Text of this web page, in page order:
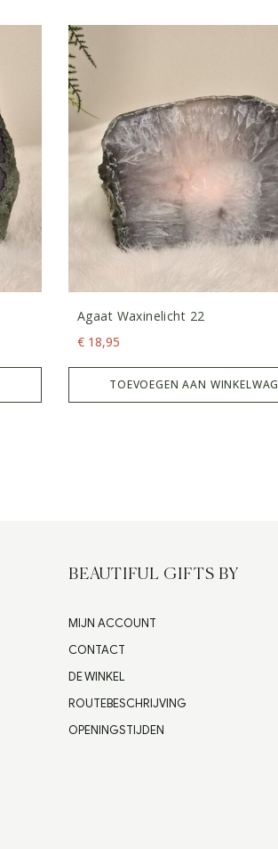
Agaat Waxinelicht 22
€ 18,95
TOEVOEGEN AAN
BEAUTIFUL GIFTS BY
MIJN ACCOUNT
CONTACT
DE WINKEL
ROUTEBESCHRIJVING
OPENINGSTIJDEN